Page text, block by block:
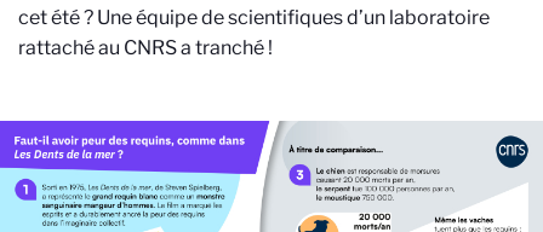
cet été ? Une équipe de scientifiques d’un laboratoire
rattaché au CNRS a tranché !